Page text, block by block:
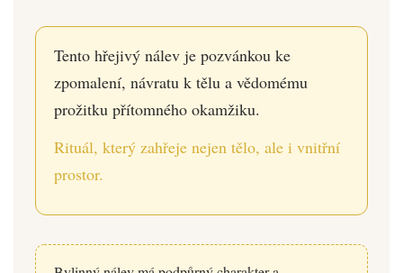
Tento hřejivý nálev je pozvánkou ke
zpomalení, návratu k tělu a vědomému
prožitku přítomného okamžiku.
Rituál, který zahřeje nejen tělo, ale i vnitřní
prostor.